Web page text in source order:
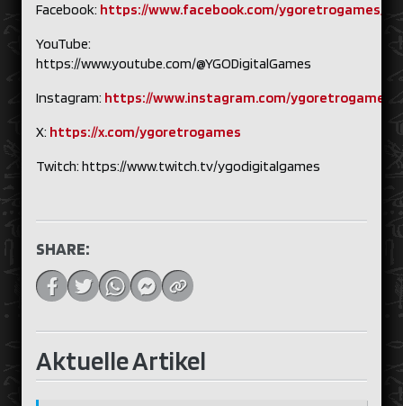
Facebook: https://www.facebook.com/ygoretrogames/
YouTube:
https://www.youtube.com/@YGODigitalGames
Instagram: https://www.instagram.com/ygoretrogames/
X: https://x.com/ygoretrogames
Twitch: https://www.twitch.tv/ygodigitalgames
SHARE:
Aktuelle Artikel